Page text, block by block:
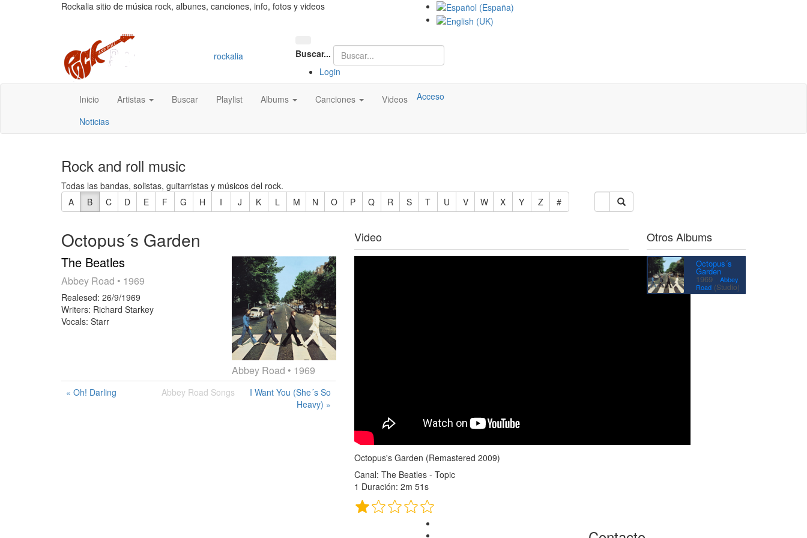
Rockalia sitio de música rock, albunes, canciones, info, fotos y videos
rockalia
Buscar...
Login
Inicio Artistas Buscar Playlist Albums Canciones Videos Acceso
Noticias
Rock and roll music
Todas las bandas, solistas, guitarristas y músicos del rock.
A
B C D E F G H I J K L M N O P Q R S T U V W X Y Z #
Octopus´s Garden
The Beatles
Abbey Road • 1969
Realesed: 26/9/1969
Writers: Richard Starkey
Vocals: Starr
Abbey Road • 1969
« Oh! Darling Abbey Road Songs
I Want You (She´s So
Heavy) »
Video
Octopus's Garden (Remastered 2009)
Canal: The Beatles - Topic
1 Duración: 2m 51s
Otros Albums
Octopus´s
Garden
1969·Abbey
Road (Studio)